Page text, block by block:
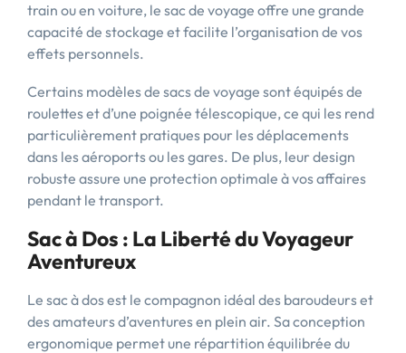
train ou en voiture, le sac de voyage offre une grande
capacité de stockage et facilite l’organisation de vos
effets personnels.
Certains modèles de sacs de voyage sont équipés de
roulettes et d’une poignée télescopique, ce qui les rend
particulièrement pratiques pour les déplacements
dans les aéroports ou les gares. De plus, leur design
robuste assure une protection optimale à vos affaires
pendant le transport.
Sac à Dos : La Liberté du Voyageur
Aventureux
Le sac à dos est le compagnon idéal des baroudeurs et
des amateurs d’aventures en plein air. Sa conception
ergonomique permet une répartition équilibrée du